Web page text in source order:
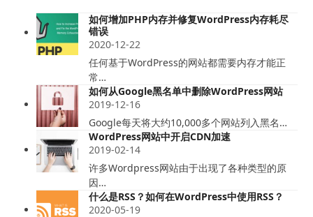
如何增加PHP内存并修复WordPress内存耗尽
错误
2020-12-22
任何基于WordPress的网站都需要内存才能正
常…
如何从Google黑名单中删除WordPress网站
2019-12-16
Google每天将大约10,000多个网站列入黑名…
WordPress网站中开启CDN加速
2019-02-14
许多Wordpress网站由于出现了各种类型的原
因…
什么是RSS？如何在WordPress中使用RSS？
2020-05-19